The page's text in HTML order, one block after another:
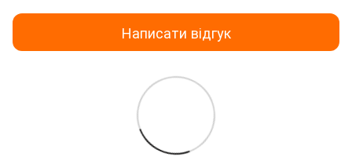
Написати відгук